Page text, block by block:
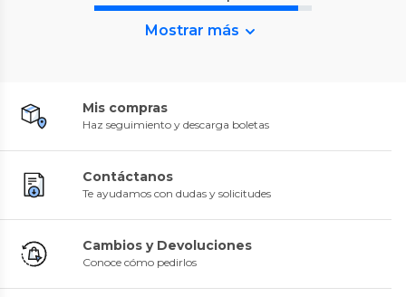
Mostrar más
Mis compras
Haz seguimiento y descarga boletas
Contáctanos
Te ayudamos con dudas y solicitudes
Cambios y Devoluciones
Conoce cómo pedirlos